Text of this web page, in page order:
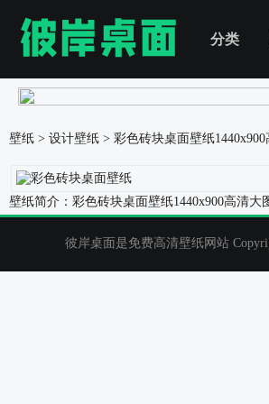
分类
壁纸 > 设计壁纸 > 彩色砖块桌面壁纸
壁纸简介：彩色砖块桌面壁纸1440x900高清
彼岸桌面是免费高清壁纸网站